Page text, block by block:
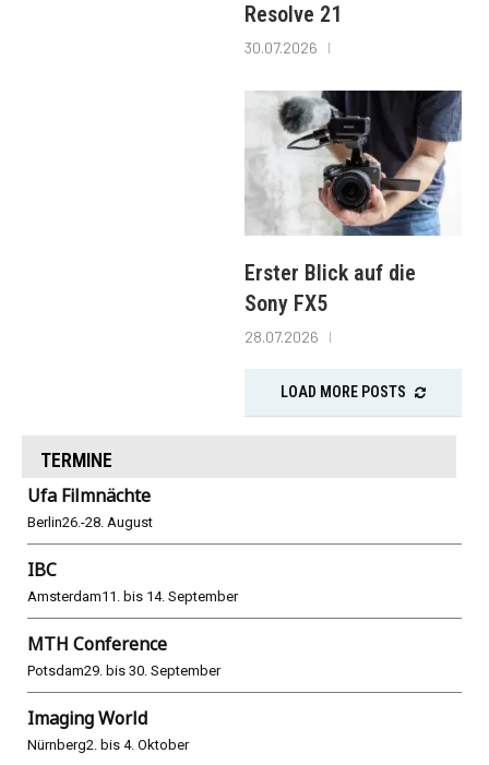
Resolve 21
30.07.2026
Erster Blick auf die
Sony FX5
28.07.2026
LOAD MORE POSTS
TERMINE
Ufa Filmnächte
Berlin26.-28. August
IBC
Amsterdam11. bis 14. September
MTH Conference
Potsdam29. bis 30. September
Imaging World
Nürnberg2. bis 4. Oktober